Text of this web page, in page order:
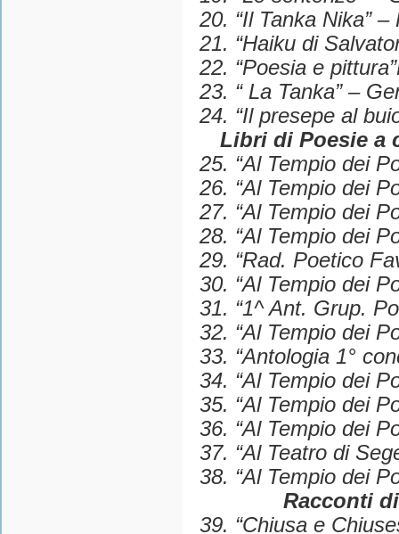
20. “Il Tanka Nika”
21. “Haiku di
22. “Poesia e
23. “ La Tanka” –
24. “Il presepe al
Libri di Poesie a
25. “Al Tempio dei
26. “Al Tempio dei
27. “Al Tempio dei
28. “Al Tempio dei
29. “Rad. Poetico
30. “Al Tempio dei
31. “1^ Ant. Grup.
32. “Al Tempio dei
33. “Antologia 1°
34. “Al Tempio dei
35. “Al Tempio dei
36. “Al Tempio dei
37. “Al Teatro di
38. “Al Tempio dei
Racconti
39. “Chiusa e